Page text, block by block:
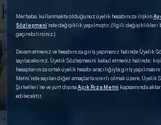
DİĞER SONUÇLAR
Merhaba, kullanmakta olduğunuz üyelik hesabınıza ilişkin
Sözleşmesi’nde değişiklik yapılmıştır. (İlgili değişiklikleri
geçirebilirsiniz.)
Devam etmeniz ve hesabınıza giriş yapmanız halinde Üyelik
sayılacaksınız. Üyelik Sözleşmesini kabul etmeniz halinde;
hesaplarınıza ortak üyelik hesabı aracılığıyla giriş
Metni’nde sayılan diğer amaçlarla sınırlı olmak üzere,
Şirketleri’ne ve yurt dışınaAçık Rıza Metni kapsamında
edilecektir.